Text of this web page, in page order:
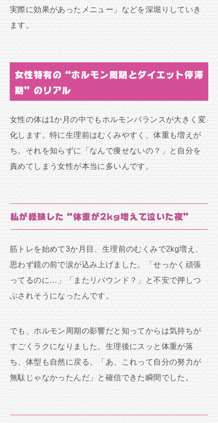
実際に効果があったメニュー」などを深堀りしていき
ます。
女性特有の“ホルモン周期とダイエット停滞
期”のリアル
女性の体は1か月の中でもホルモンバランスが大きく変
化します。特に生理前はむくみやすく、体重も増えが
ち。それを知らずに「なんで痩せないの？」と自分を
責めてしまう女性が本当に多いんです。
私が経験した“体重が2kg増えて泣いた夜”
筋トレを始めて3か月目、生理前のむくみで2kg増え、
思わず鏡の前で涙が込み上げました。「せっかく頑張
ってるのに…」「またリバウンド？」と不安で押しつ
ぶされそうになったんです。
でも、ホルモン周期の影響だと知ってからは気持ちが
すごくラクになりました。生理後にスッと体重が落
ち、体型も自然に戻る。「あ、これって自分の努力が
無駄じゃなかったんだ」と確信できた瞬間でした。